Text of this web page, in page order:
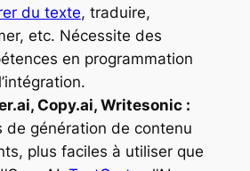
du texte, traduire,
etc. Nécessite des
en programmation
Copy.ai, Writesonic :
de génération de contenu
plus faciles à utiliser que